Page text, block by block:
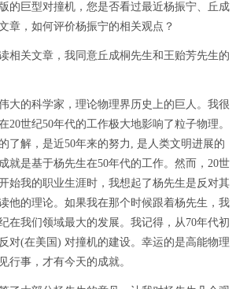
巨型对撞机，您是否看过最近杨振宁、丘成
章，如何评价杨振宁的相关观点？
关文章，我同意丘成桐先生和王贻芳先生的
的科学家，理论物理界历史上的巨人。我很
20世纪50年代的工作极大地影响了粒子物理。
了解，是近50年来的努力, 是人类文明进展的
就是基于杨先生在50年代的工作。然而，20世
始我的职业生涯时，我想起了杨先生是反对其
他的理论。如果我在那个时候跟着杨先生，我
在我们领域最大的发展。我记得，从70年代初
对(在美国) 对撞机的建设。幸运的是高能物理
行事，才有今天的成就。